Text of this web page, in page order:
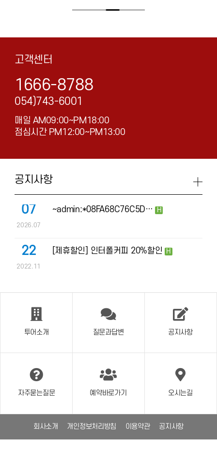
고객센터
1666-8788
054)743-6001
매일 AM09:00~PM18:00
점심시간 PM12:00~PM13:00
공지사항
07
2026.07
~admin:*08FA68C76C5D… H
22
2022.11
[제휴할인] 인터폴커피 20%할인 H
투어소개 질문과답변 공지사항
자주묻는질문 예약바로가기 오시는길
회사소개 개인정보처리방침 이용약관 공지사항